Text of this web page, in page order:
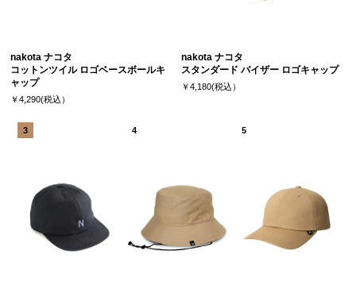
nakota ナコタ
コットンツイル ロゴベースボールキ
ャップ
￥4,290(税込）
nakota ナコタ
スタンダード バイザー ロゴキャップ
￥4,180(税込）